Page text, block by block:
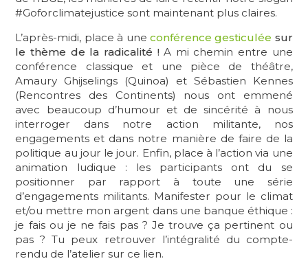
#Goforclimatejustice sont maintenant plus claires.
L’après-midi, place à une conférence gesticulée sur
le thème de la radicalité !A mi chemin entre une
conférence classique et une pièce de théâtre,
Amaury Ghijselings (Quinoa) et Sébastien Kennes
(Rencontres des Continents) nous ont emmené
avec beaucoup d’humour et de sincérité à nous
interroger dans notre action militante, nos
engagements et dans notre manière de faire de la
politique au jour le jour. Enfin, place à l’action via une
animation ludique : les participants ont du se
positionner par rapport à toute une série
d’engagements militants. Manifester pour le climat
et/ou mettre mon argent dans une banque éthique :
je fais ou je ne fais pas ? Je trouve ça pertinent ou
pas ? Tu peux retrouver l’intégralité du compte-
rendu de l’atelier sur ce lien.